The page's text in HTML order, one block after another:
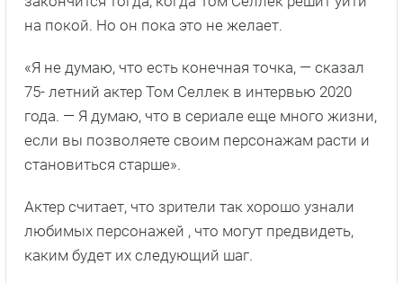
на покой. Но он пока это не желает.
«Я не думаю, что есть конечная точка, — сказал
75- летний актер Том Селлек в интервью 2020
года. — Я думаю, что в сериале еще много жизни,
если вы позволяете своим персонажам расти и
становиться старше».
Актер считает, что зрители так хорошо узнали
любимых персонажей , что могут предвидеть,
каким будет их следующий шаг.